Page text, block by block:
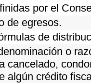
por el
de egresos.
de
o
cancelado,
algún crédito